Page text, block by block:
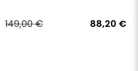
149,00 € 88,20 €